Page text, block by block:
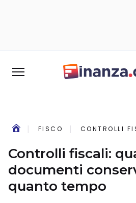
FISCO CONTROLLI
Controlli fiscali:
documenti
quanto tempo